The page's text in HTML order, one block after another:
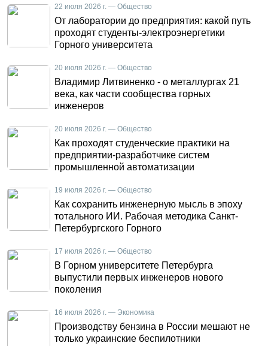
22 июля 2026 г. — Общество
От лаборатории до предприятия: какой путь
проходят студенты-электроэнергетики
Горного университета
20 июля 2026 г. — Общество
Владимир Литвиненко - о металлургах 21
века, как части сообщества горных
инженеров
20 июля 2026 г. — Общество
Как проходят студенческие практики на
предприятии-разработчике систем
промышленной автоматизации
19 июля 2026 г. — Общество
Как сохранить инженерную мысль в эпоху
тотального ИИ. Рабочая методика Санкт-
Петербургского Горного
17 июля 2026 г. — Общество
В Горном университете Петербурга
выпустили первых инженеров нового
поколения
16 июля 2026 г. — Экономика
Производству бензина в России мешают не
только украинские беспилотники